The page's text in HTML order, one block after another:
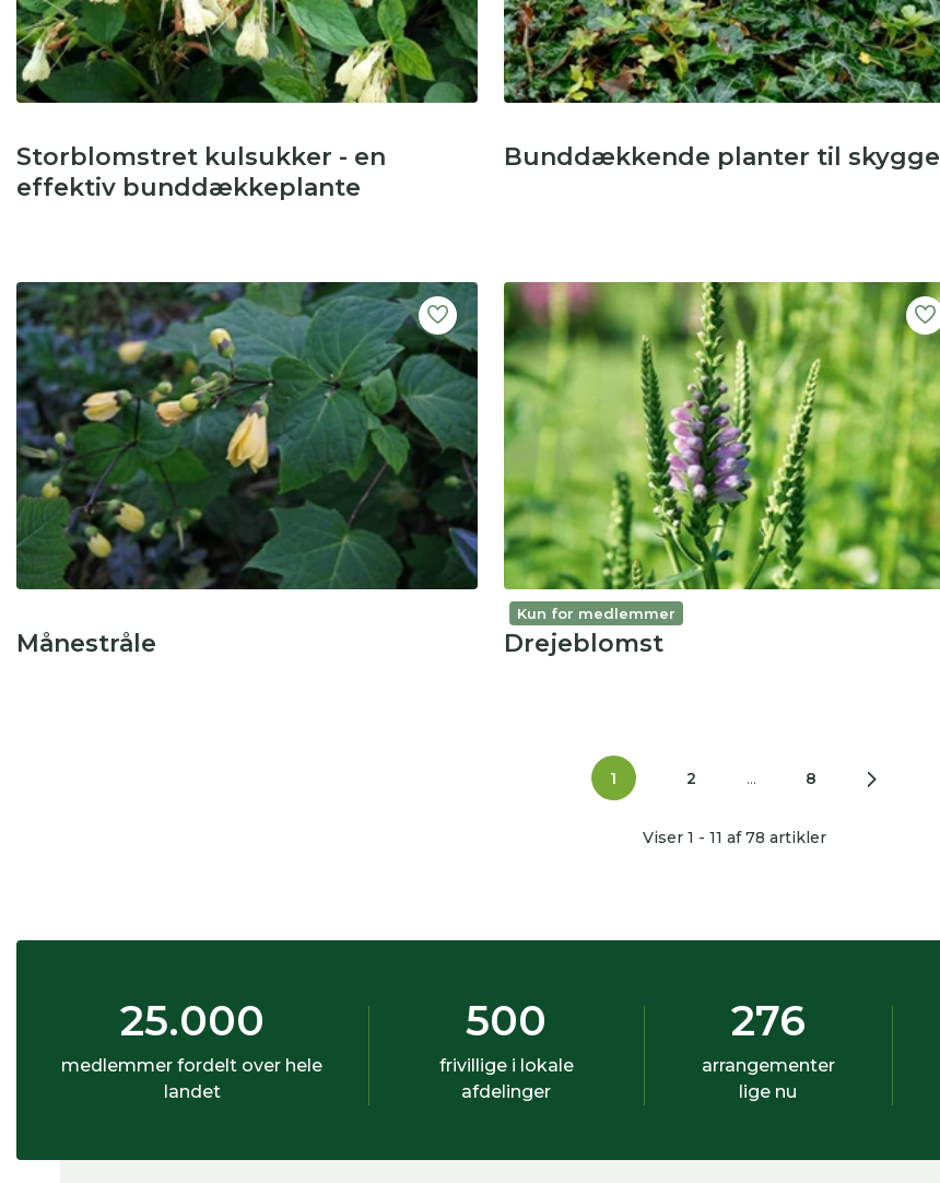
Storblomstret kulsukker - en
effektiv bunddækkeplante
Bunddækkende planter til skygge
Månestråle
Kun for medlemmer
Drejeblomst
1 2 ... 8
Viser 1 - 11 af 78 artikler
25.000
medlemmer fordelt over hele
landet
500
frivillige i lokale
afdelinger
276
arrangementer
lige nu